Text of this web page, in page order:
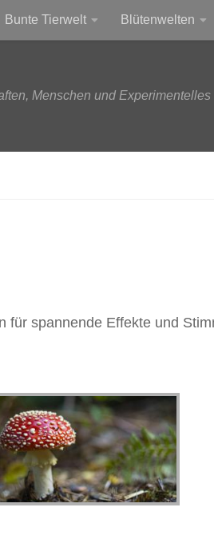
Bunte Tierwelt Blütenwelten
Menschen und Experimentelles
spannende Effekte und